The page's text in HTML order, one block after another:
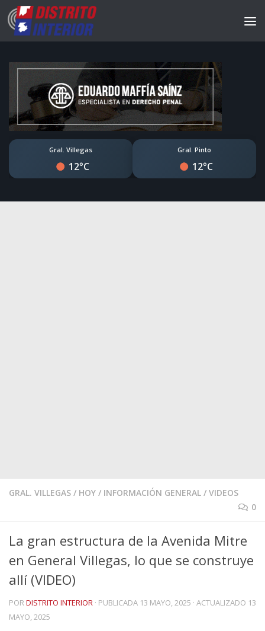
Gral. Villegas
12°C
Gral. Pinto
12°C
GRAL. VILLEGAS / HOY / INFORMACIÓN GENERAL / VIDEOS
0
La gran estructura de la Avenida Mitre
en General Villegas, lo que se construye
allí (VIDEO)
PORDISTRITO INTERIOR · PUBLICADA 13 MAYO, 2025 · ACTUALIZADO 13
MAYO, 2025